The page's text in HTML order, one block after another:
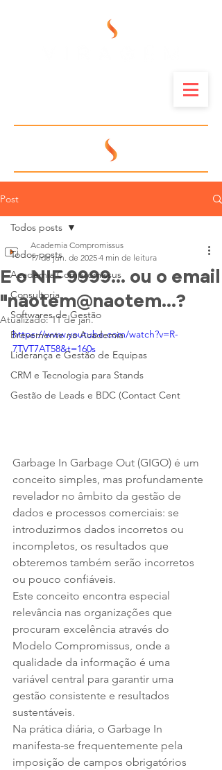
Post
Todos posts
Academia Compromissus
Consultoria
Softwares de Gestão
Brevemente na Academia
Liderança e Gestão de Equipas
CRM e Tecnologia para Stands
Gestão de Leads e BDC (Contact Cent
Todos posts
E o NIF 9999... ou o email
"naotem@naotem...?
Academia Compromissus
17 de jun. de 2025 4 min de leitura
Atualizado:11 de jan.
https://www.youtube.com/watch?v=R-
7TVT7AT58&t=160s
Garbage In Garbage Out (GIGO) é um
conceito simples, mas profundamente
revelador no âmbito da gestão de
dados e processos comerciais: se
introduzirmos dados incorretos ou
incompletos, os resultados que
obteremos também serão incorretos
ou pouco confiáveis.
Este conceito encontra especial
relevância nas organizações que
procuram excelência através do
Modelo Compromissus, onde a
qualidade da informação é uma
variável central para garantir uma
gestão consistente e resultados
sustentáveis.
Na prática diária, o Garbage In
manifesta-se frequentemente pela
imposição de campos obrigatórios